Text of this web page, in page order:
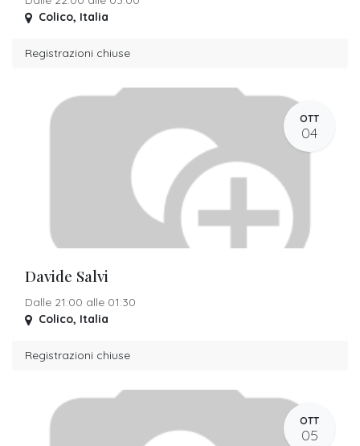
Colico, Italia
Registrazioni chiuse
OTT
04
Davide Salvi
Dalle 21:00 alle 01:30
Colico, Italia
Registrazioni chiuse
OTT
05